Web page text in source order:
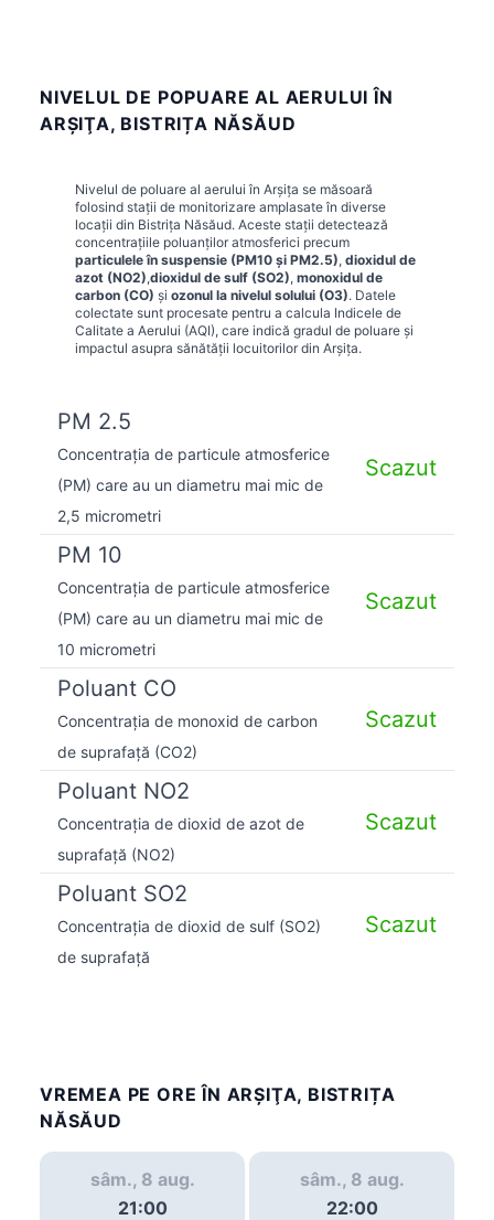
NIVELUL DE POPUARE AL AERULUI ÎN
ARŞIŢA, BISTRIȚA NĂSĂUD
Nivelul de poluare al aerului în Arşiţa se măsoară
folosind stații de monitorizare amplasate în diverse
locații din Bistrița Năsăud. Aceste stații detectează
concentrațiile poluanților atmosferici precum
particulele în suspensie (PM10 și PM2.5), dioxidul de
azot (NO2),dioxidul de sulf (SO2), monoxidul de
carbon (CO) și ozonul la nivelul solului (O3). Datele
colectate sunt procesate pentru a calcula Indicele de
Calitate a Aerului (AQI), care indică gradul de poluare și
impactul asupra sănătății locuitorilor din Arşiţa.
PM 2.5
Concentrația de particule atmosferice
(PM) care au un diametru mai mic de
2,5 micrometri
Scazut
PM 10
Concentrația de particule atmosferice
(PM) care au un diametru mai mic de
10 micrometri
Scazut
Poluant CO
Concentrația de monoxid de carbon
de suprafață (CO2)
Scazut
Poluant NO2
Concentrația de dioxid de azot de
suprafață (NO2)
Scazut
Poluant SO2
Concentrația de dioxid de sulf (SO2)
de suprafață
Scazut
VREMEA PE ORE ÎN ARŞIŢA, BISTRIȚA
NĂSĂUD
sâm., 8 aug.
21:00
sâm., 8 aug.
22:00